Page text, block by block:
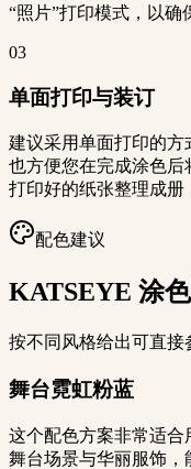
“照片”打印模式，以确
03
单面打印与装订
建议采用单面打印的方
也方便您在完成涂色
打印好的纸张整理成册
配色建议
KATSEYE 涂
按不同风格给出可直接
舞台霓虹粉蓝
这个配色方案非常适合
舞台场景与华丽服饰